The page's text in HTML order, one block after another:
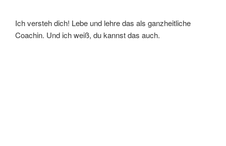
Ich versteh dich! Lebe und lehre das als ganzheitliche
Coachin. Und ich weiß, du kannst das auch.